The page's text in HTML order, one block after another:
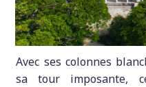
Avec ses colonnes
sa tour imposante,